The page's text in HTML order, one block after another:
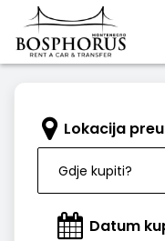
Lokacija
Gdje kupiti?
Datum